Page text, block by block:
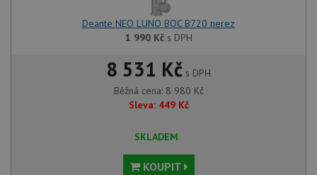
Deante NEO LUNO BOC B720 nerez
1 990 Kčs DPH
8 531 Kč s DPH
Běžná cena: 8 980 Kč
Sleva: 449 Kč
SKLADEM
KOUPIT